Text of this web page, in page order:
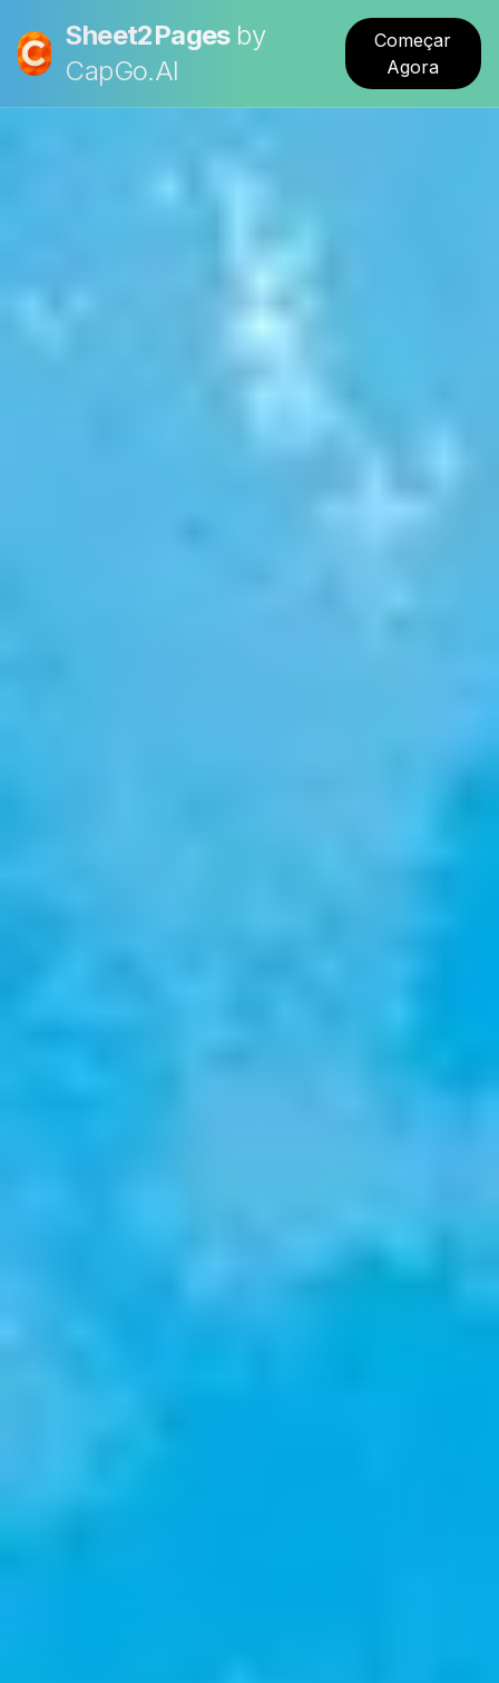
Sheet2Pages by
CapGo.AI
Começar
Agora